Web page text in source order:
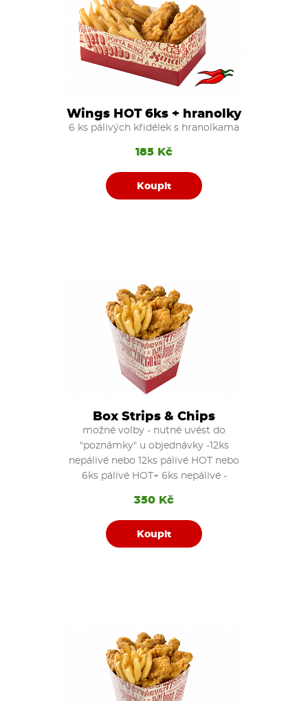
Wings HOT 6ks + hranolky
6 ks pálivých křidélek s hranolkama
185 Kč
Koupit
Box Strips & Chips
možné volby - nutné uvést do
"poznámky" u objednávky -12ks
nepálivé nebo 12ks pálivé HOT nebo
6ks pálivé HOT+ 6ks nepálivé -
350 Kč
Koupit